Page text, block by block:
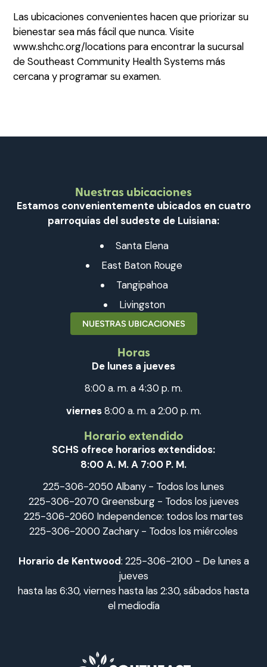
Las ubicaciones convenientes hacen que priorizar su
bienestar sea más fácil que nunca. Visite
www.shchc.org/locations para encontrar la sucursal
de Southeast Community Health Systems más
cercana y programar su examen.
Nuestras ubicaciones
Estamos convenientemente ubicados en cuatro
parroquias del sudeste de Luisiana:
Santa Elena
East Baton Rouge
Tangipahoa
Livingston
NUESTRAS UBICACIONES
Horas
De lunes a jueves
8:00 a. m. a 4:30 p. m.
viernes8:00 a. m. a 2:00 p. m.
Horario extendido
SCHS ofrece horarios extendidos:
8:00 A. M. A 7:00 P. M.
225-306-2050 Albany - Todos los lunes
225-306-2070 Greensburg - Todos los jueves
225-306-2060 Independence: todos los martes
225-306-2000 Zachary - Todos los miércoles
Horario de Kentwood: 225-306-2100 - De lunes a
jueves
hasta las 6:30, viernes hasta las 2:30, sábados hasta
el mediodía